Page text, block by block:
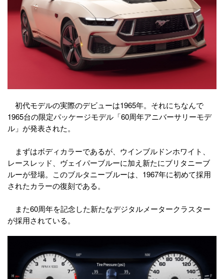
初代モデルの実際のデビューは1965年。それにちなんで
1965台の限定パッケージモデル「60周年アニバーサリーモデ
ル」が発表された。
まずはボディカラーであるが、ウインブルドンホワイト、
レースレッド、ヴェイパーブルーに加え新たにブリタニーブ
ルーが登場。このブルタニーブルーは、1967年に初めて採用
されたカラーの復刻である。
また60周年を記念した新たなデジタルメータークラスター
が採用されている。